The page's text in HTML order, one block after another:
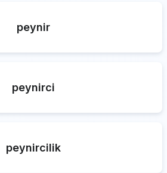
peynir
peynirci
peynircilik